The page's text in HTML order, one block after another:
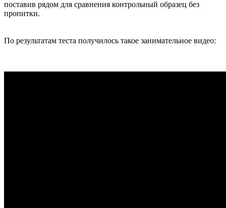
поставив рядом для сравнения контрольный образец без
пропитки.
По результатам теста получилось такое занимательное видео: